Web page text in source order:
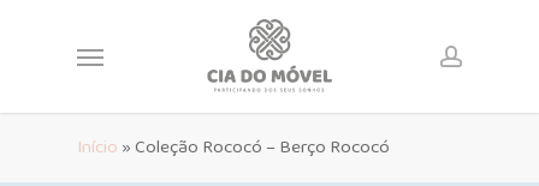
account
Menu
Início »Coleção Rococó – Berço Rococó